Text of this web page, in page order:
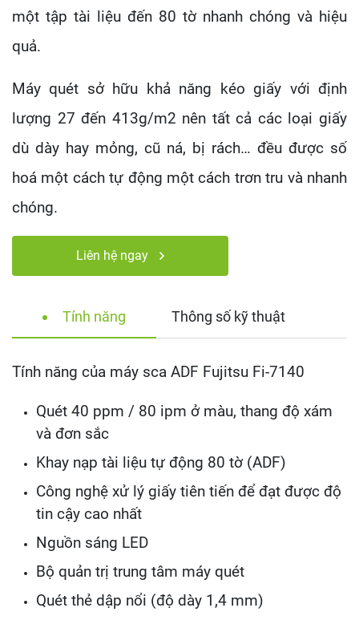
một tập tài liệu đến 80 tờ nhanh chóng và hiệu
quả.
Máy quét sở hữu khả năng kéo giấy với định
lượng 27 đến 413g/m2 nên tất cả các loại giấy
dù dày hay mỏng, cũ ná, bị rách… đều được số
hoá một cách tự động một cách trơn tru và nhanh
chóng.
Liên hệ ngay
Tính năng Thông số kỹ thuật
Tính năng của máy sca ADF Fujitsu Fi-7140
Quét 40 ppm / 80 ipm ở màu, thang độ xám
và đơn sắc
Khay nạp tài liệu tự động 80 tờ (ADF)
Công nghệ xử lý giấy tiên tiến để đạt được độ
tin cậy cao nhất
Nguồn sáng LED
Bộ quản trị trung tâm máy quét
Quét thẻ dập nổi (độ dày 1,4 mm)